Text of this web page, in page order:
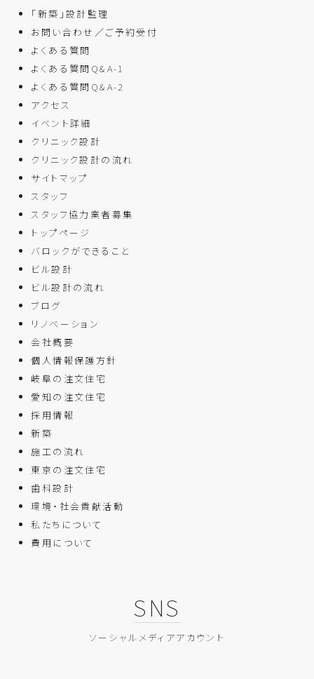
「新築」設計監理
お問い合わせ／ご予約受付
よくある質問
よくある質問Q&A-1
よくある質問Q&A-2
アクセス
イベント詳細
クリニック設計
クリニック設計の流れ
サイトマップ
スタッフ
スタッフ協力業者募集
トップページ
バロックができること
ビル設計
ビル設計の流れ
ブログ
リノベーション
会社概要
個人情報保護方針
岐阜の注文住宅
愛知の注文住宅
採用情報
新築
施工の流れ
東京の注文住宅
歯科設計
環境・社会貢献活動
私たちについて
費用について
SNS
ソーシャルメディアアカウント